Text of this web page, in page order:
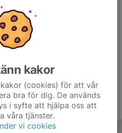
kakor
(cookies) för att vår
bra för dig. De används
i syfte att hjälpa oss att
våra tjänster.
vi cookies